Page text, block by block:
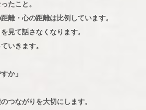
たこと。
離・心の距離は比例しています。
見て話さなくなります。
いきます。
か」
つながりを大切にします。